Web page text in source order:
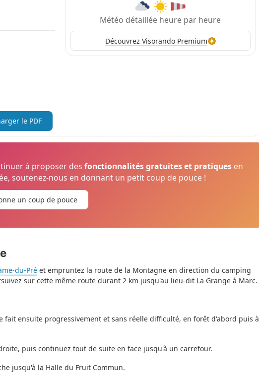
Météo détaillée heure par heure
Découvrez Visorando Premium
le PDF
à proposer desfonctionnalités gratuites et pratiques en
soutenez-nous en donnant un petit coup de pouce !
un coup de pouce
du-Préet empruntez la route de la Montagne en direction du camping
sur cette même route durant 2 km jusqu'au lieu-dit La Grange à Marc.
fait ensuite progressivement et sans réelle difficulté, en forêt d'abord puis à
puis continuez tout de suite en face jusqu'à un carrefour.
jusqu'à la Halle du Fruit Commun.